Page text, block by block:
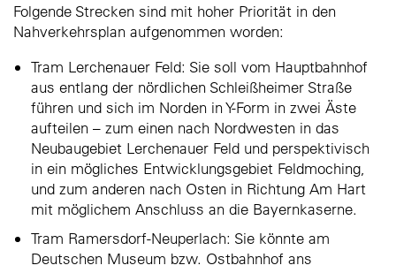
Folgende Strecken sind mit hoher Priorität in den
Nahverkehrsplan aufgenommen worden:
Tram Lerchenauer Feld: Sie soll vom Hauptbahnhof
aus entlang der nördlichen Schleißheimer Straße
führen und sich im Norden in Y-Form in zwei Äste
aufteilen – zum einen nach Nordwesten in das
Neubaugebiet Lerchenauer Feld und perspektivisch
in ein mögliches Entwicklungsgebiet Feldmoching,
und zum anderen nach Osten in Richtung Am Hart
mit möglichem Anschluss an die Bayernkaserne.
Tram Ramersdorf-Neuperlach: Sie könnte am
Deutschen Museum bzw. Ostbahnhof ans